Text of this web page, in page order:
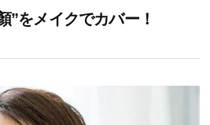
”をメイクでカバー！